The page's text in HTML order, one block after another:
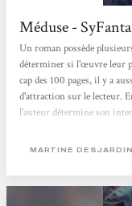
Méduse -
Un roman possède
déterminer si l'œuvre leur
cap des 100 pages, il y a
d'attraction sur le lecteur.
l'auteur détermine son
soulevé la couverture.
MARTINE